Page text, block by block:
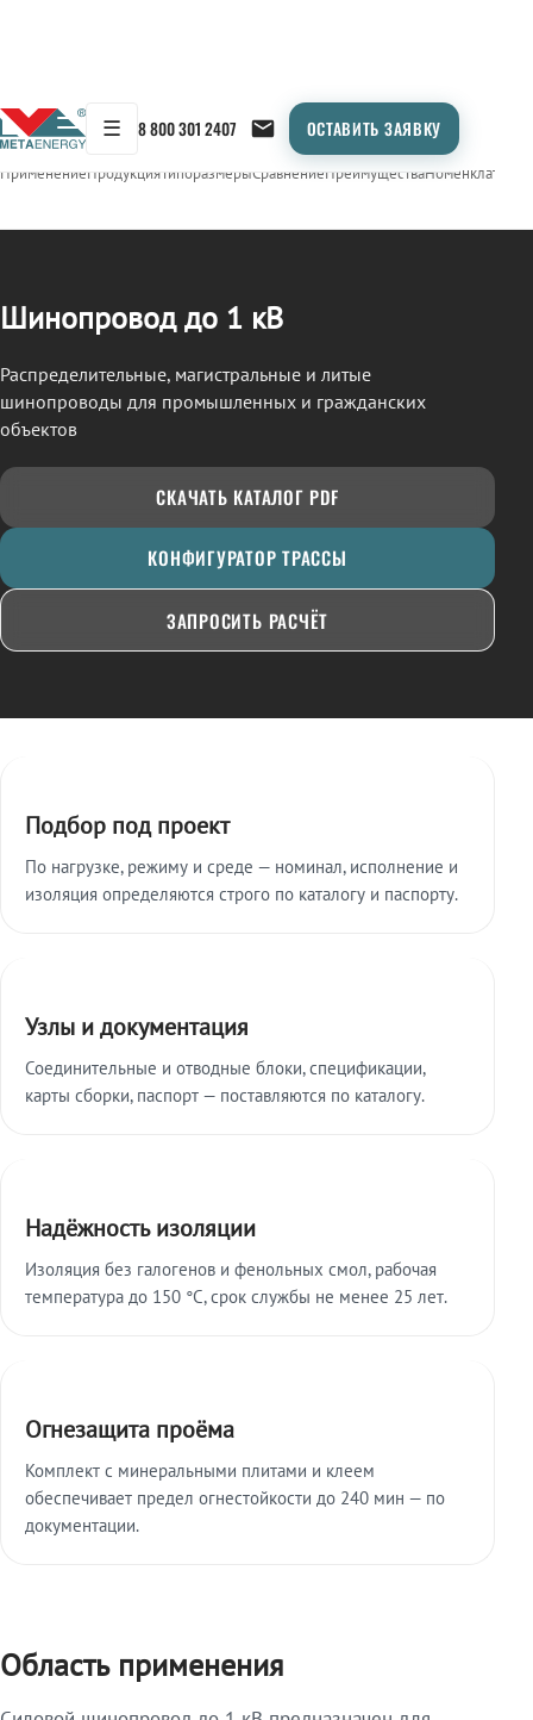
☰ 8 800 301 2407 ОСТАВИТЬ ЗАЯВКУ
← Продукция/ШИНОПРОВОД
ПрименениеПродукцияТипоразмерыСравнениеПреимуществаНоменклатура
Шинопровод до 1 кВ
Распределительные, магистральные и литые
шинопроводы для промышленных и гражданских
объектов
СКАЧАТЬ КАТАЛОГ PDF
КОНФИГУРАТОР ТРАССЫ
ЗАПРОСИТЬ РАСЧЁТ
Подбор под проект
По нагрузке, режиму и среде — номинал, исполнение и
изоляция определяются строго по каталогу и паспорту.
Узлы и документация
Соединительные и отводные блоки, спецификации,
карты сборки, паспорт — поставляются по каталогу.
Надёжность изоляции
Изоляция без галогенов и фенольных смол, рабочая
температура до 150 °C, срок службы не менее 25 лет.
Огнезащита проёма
Комплект с минеральными плитами и клеем
обеспечивает предел огнестойкости до 240 мин — по
документации.
Область применения